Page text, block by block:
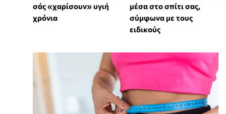
σάς «χαρίσουν» υγιή
χρόνια
μέσα στο σπίτι σας,
σύμφωνα με τους
ειδικούς